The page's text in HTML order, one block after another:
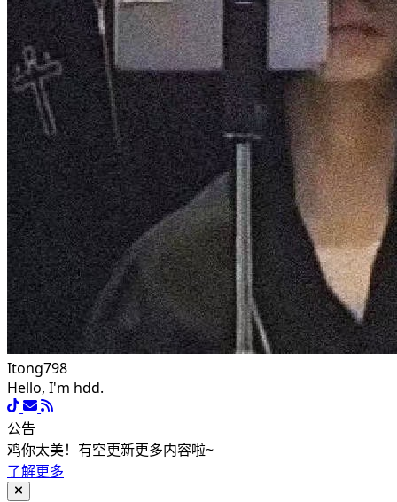
Itong798
Hello, I'm hdd.
公告
鸡你太美！有空更新更多内容啦~
了解更多